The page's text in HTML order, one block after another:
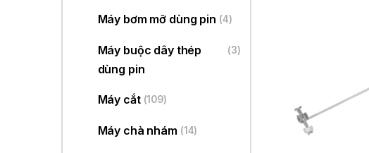
Máy bơm mỡ dùng pin (4)
Máy buộc dây thép
dùng pin
(3)
Máy cắt (109)
Máy chà nhám (14)